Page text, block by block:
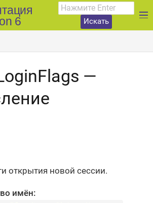
6
Искать
—
открытия новой сессии.
имён: